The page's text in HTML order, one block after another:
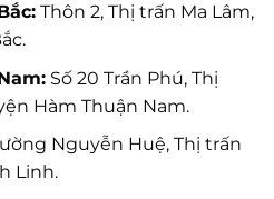
Thôn 2, Thị trấn Ma Lâm,
Số 20 Trần Phú, Thị
Hàm Thuận Nam.
Nguyễn Huệ, Thị trấn
Linh.